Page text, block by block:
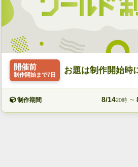
開催前
制作開始まで7日 お題は制作開始時
制作期間 8/1420時 ~